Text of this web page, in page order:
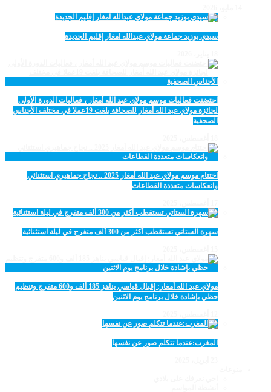
سيدي بوزيد جماعة مولاي عبدالله امغار إقليم الجديدة
احتضنت فعاليات موسم مولاي عبد الله أمغار ، فعاليات الدورة الأولى
لجائزة مولاي عبد الله أمغار للصحافة بلغت 19عملا في مختلف الأجناس
الصحفية
اختتام موسم مولاي عبد الله أمغار 2025 .. نجاح جماهيري استثنائي
وانعكاسات متعددة القطاعات
سهرة الستاتي تستقطب أكثر من 300 ألف متفرج في ليلة استثنائية
مولاي عبد الله أمغار: إقبال قياسي يناهز 185 ألف و600 متفرج وتنظيم
حظي بإشادة خلال برنامج يوم الاثنين
المغرب:عندما تتكلم صور عن نفسها